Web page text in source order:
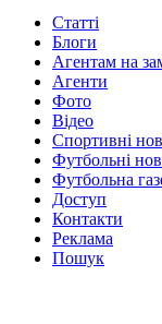
Статті
Блоги
Агентам на
Агенти
Фото
Відео
Спортивні
Футбольні
Футбольна
Доступ
Контакти
Реклама
Пошук